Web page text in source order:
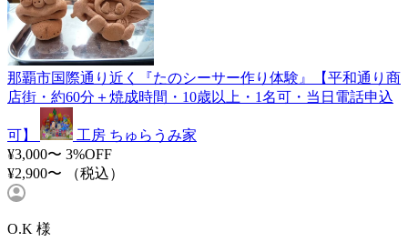
那覇市国際通り近く『たのシーサー作り体験』【平和通り商
店街・約60分＋焼成時間・10歳以上・1名可・当日電話申込
可】
工房 ちゅらうみ家
¥3,000〜 3%OFF
¥2,900〜
（税込）
O.K 様